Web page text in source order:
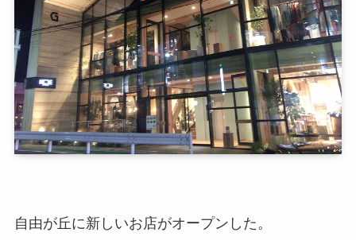
自由が丘に新しいお店がオープンした。